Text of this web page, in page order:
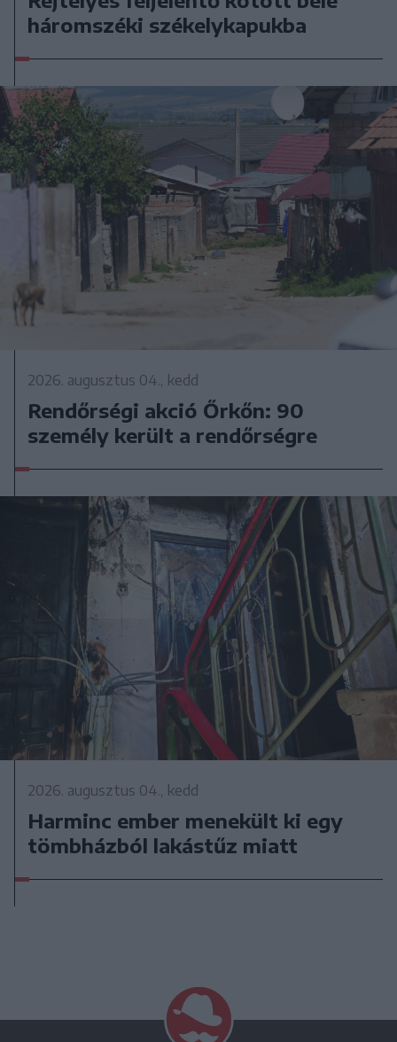
háromszéki székelykapukba
2026. augusztus 04., kedd
Rendőrségi akció Őrkőn: 90
személy került a rendőrségre
2026. augusztus 04., kedd
Harminc ember menekült ki egy
tömbházból lakástűz miatt